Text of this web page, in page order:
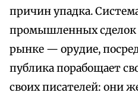
причин упадка.
промышленных сделок
рынке — орудие,
публика порабощает
своих писателей: они